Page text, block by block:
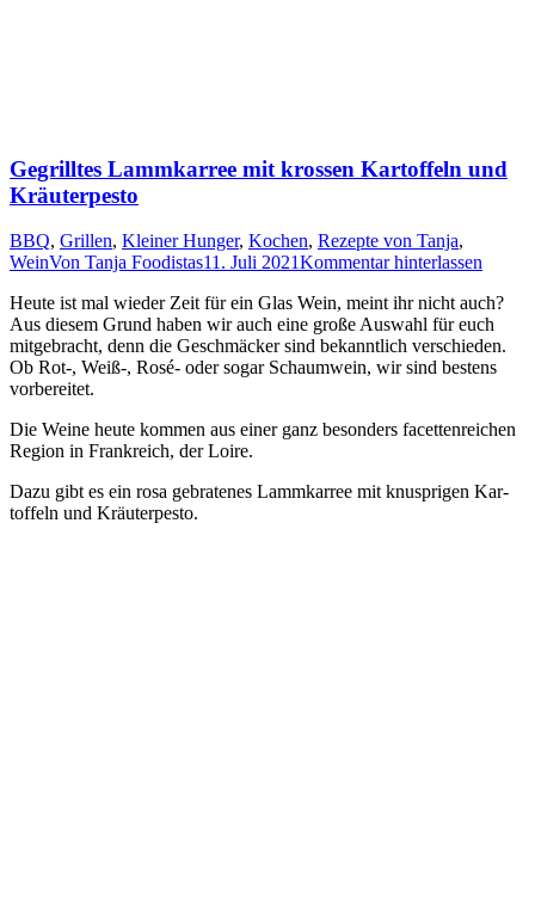
Gegrilltes Lammkarree mit krossen Kartoffeln und
Kräuterpesto
BBQ, Grillen, Kleiner Hunger, Kochen, Rezepte von Tanja,
WeinVon Tanja Foodistas11. Juli 2021Kommentar hinterlassen
Heu­te ist mal wie­der Zeit für ein Glas Wein, meint ihr nicht auch?
Aus die­sem Grund haben wir auch eine gro­ße Aus­wahl für euch
mit­ge­bracht, denn die Geschmä­cker sind bekannt­lich ver­schie­den.
Ob Rot‑, Weiß‑, Rosé- oder sogar Schaum­wein, wir sind bes­tens
vorbereitet.
Die Wei­ne heu­te kom­men aus einer ganz beson­ders facet­ten­rei­chen
Regi­on in Frank­reich, der Loire.
Dazu gibt es ein rosa gebra­te­nes Lamm­kar­ree mit knusp­ri­gen Kar­
tof­feln und Kräuterpesto.